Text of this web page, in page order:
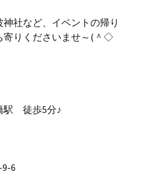
社など、イベントの帰り
寄りくださいませ～(＾◇
駅 徒歩5分♪
6